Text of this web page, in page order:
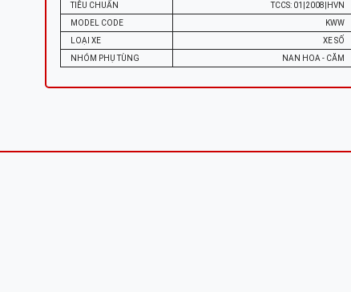
TIÊU CHUẨN
TCCS: 01|2008|HVN
MODEL CODE
KWW
LOẠI XE
XE SỐ
NHÓM PHỤ TÙNG
NAN HOA - CĂM